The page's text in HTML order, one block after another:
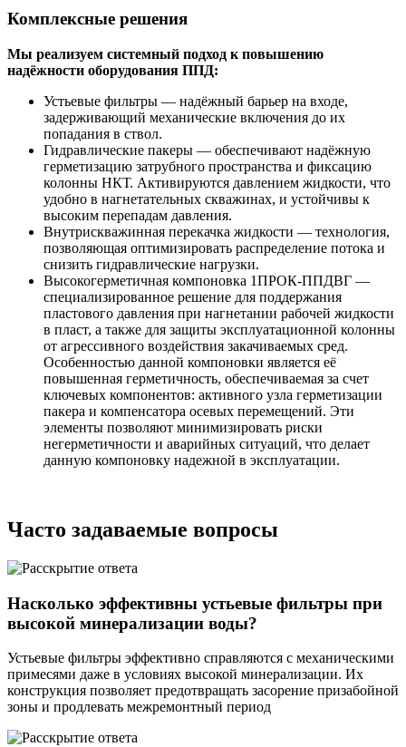
Комплексные решения
Мы реализуем системный подход к повышению
надёжности оборудования ППД:
Устьевые фильтры — надёжный барьер на входе,
задерживающий механические включения до их
попадания в ствол.
Гидравлические пакеры — обеспечивают надёжную
герметизацию затрубного пространства и фиксацию
колонны НКТ. Активируются давлением жидкости, что
удобно в нагнетательных скважинах, и устойчивы к
высоким перепадам давления.
Внутрискважинная перекачка жидкости — технология,
позволяющая оптимизировать распределение потока и
снизить гидравлические нагрузки.
Высокогерметичная компоновка 1ПРОК-ППДВГ —
специализированное решение для поддержания
пластового давления при нагнетании рабочей жидкости
в пласт, а также для защиты эксплуатационной колонны
от агрессивного воздействия закачиваемых сред.
Особенностью данной компоновки является её
повышенная герметичность, обеспечиваемая за счет
ключевых компонентов: активного узла герметизации
пакера и компенсатора осевых перемещений. Эти
элементы позволяют минимизировать риски
негерметичности и аварийных ситуаций, что делает
данную компоновку надежной в эксплуатации.
Часто задаваемые вопросы
Насколько эффективны устьевые фильтры при
высокой минерализации воды?
Устьевые фильтры эффективно справляются с механическими
примесями даже в условиях высокой минерализации. Их
конструкция позволяет предотвращать засорение призабойной
зоны и продлевать межремонтный период